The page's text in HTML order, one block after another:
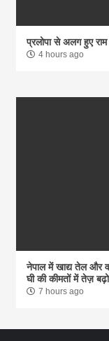
प्रलोपा से अलग हुए राम
4 hours ago
नेपाल में खाद्य तेल और
घी की कीमतों में तेज़
7 hours ago